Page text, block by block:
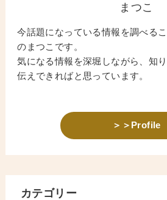
まつこ
今話題になっている情報を調べる
のまつこです。
気になる情報を深堀しながら、知
伝えできればと思っています。
＞＞Profile
カテゴリー